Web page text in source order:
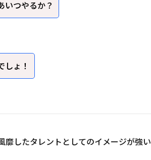
いつやるか？
しょ！
靡したタレントとしてのイメージが強